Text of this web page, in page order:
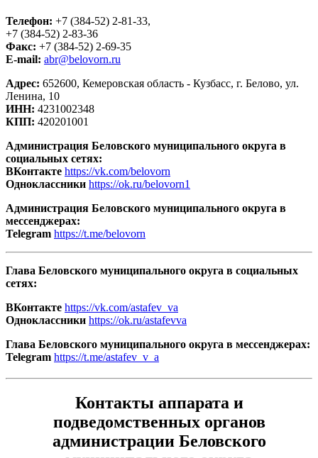
Телефон: +7 (384-52) 2-81-33,
+7 (384-52) 2-83-36
Факс: +7 (384-52) 2-69-35
E-mail: abr@belovorn.ru
Адрес: 652600, Кемеровская область - Кузбасс, г. Белово, ул.
Ленина, 10
ИНН: 4231002348
КПП: 420201001
Администрация Беловского муниципального округа в
социальных сетях:
ВКонтакте https://vk.com/belovorn
Одноклассники https://ok.ru/belovorn1
Администрация Беловского муниципального округа в
мессенджерах:
Telegram https://t.me/belovorn
Глава Беловского муниципального округа в социальных
сетях:
ВКонтакте https://vk.com/astafev_va
Одноклассники https://ok.ru/astafevva
Глава Беловского муниципального округа в мессенджерах:
Telegram https://t.me/astafev_v_a
Контакты аппарата и
подведомственных органов
администрации Беловского